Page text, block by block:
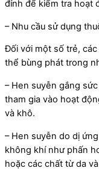
đỉnh để kiểm tra hoạt
– Nhu cầu sử dụng
Đối với một số trẻ,
thể bùng phát trong
– Hen suyễn gắng
tham gia vào hoạt
và khô.
– Hen suyễn do dị
không khí như phấn
hoặc các chất từ da